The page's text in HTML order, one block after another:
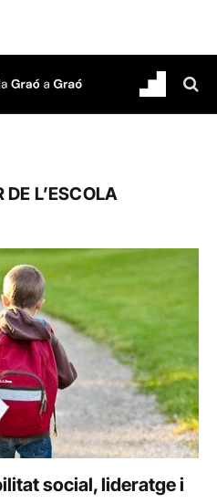
DE L’ESCOLA
social, lideratge i